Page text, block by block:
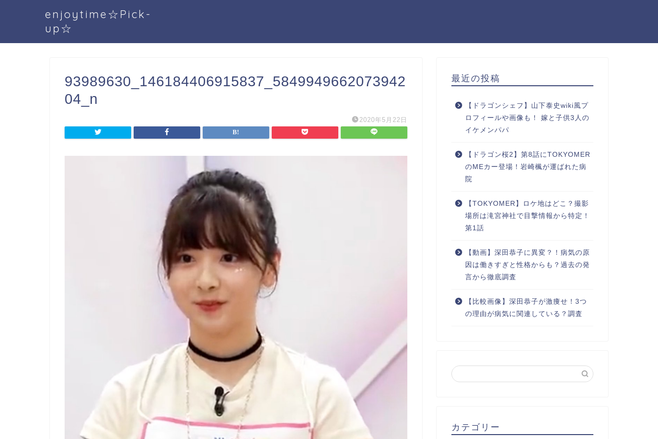
enjoytime☆Pick-
up☆
93989630_146184406915837_5849949662073942
04_n
2020年5月22日
最近の投稿
【ドラゴンシェフ】山下泰史wiki風プ
ロフィールや画像も！ 嫁と子供3人の
イケメンパパ
【ドラゴン桜2】第8話にTOKYOMER
のMEカー登場！岩崎楓が運ばれた病
院
【TOKYOMER】ロケ地はどこ？撮影
場所は滝宮神社で目撃情報から特定！
第1話
【動画】深田恭子に異変？！病気の原
因は働きすぎと性格からも？過去の発
言から徹底調査
【比較画像】深田恭子が激痩せ！3つ
の理由が病気に関連している？調査
カテゴリー